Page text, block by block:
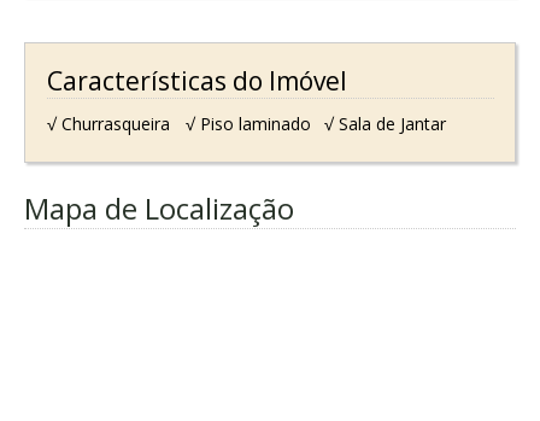
Características do Imóvel
√ Churrasqueira √ Piso laminado √ Sala de Jantar
Mapa de Localização